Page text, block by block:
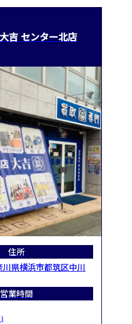
吉 センター北店
住所
県横浜市都筑区中川
営業時間